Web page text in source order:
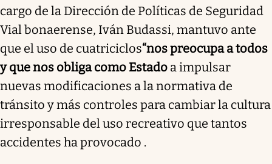
cargo de la Dirección de Políticas de Seguridad
Vial bonaerense, Iván Budassi, mantuvo ante
que el uso de cuatriciclos“nos preocupa a todos
y que nos obliga como Estado a impulsar
nuevas modificaciones a la normativa de
tránsito y más controles para cambiar la cultura
irresponsable del uso recreativo que tantos
accidentes ha provocado .